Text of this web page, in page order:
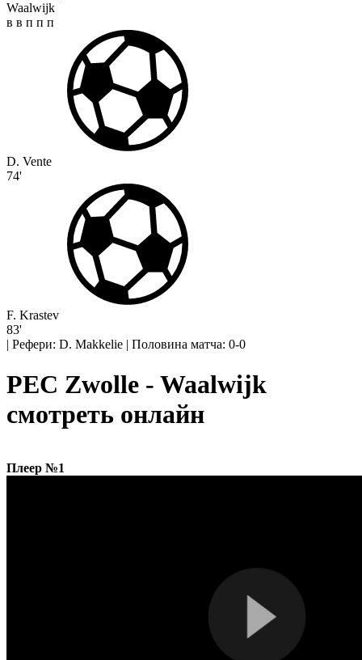
Waalwijk
в в п п п
D. Vente
74'
F. Krastev
83'
| Рефери: D. Makkelie | Половина матча: 0-0
PEC Zwolle - Waalwijk
смотреть онлайн
Плеер №1